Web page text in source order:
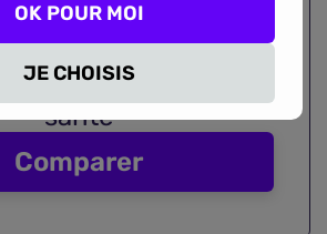
en comparant
plus
contratsde mutuelles
santé
Comparer
JE CHOISIS
OK POUR MOI